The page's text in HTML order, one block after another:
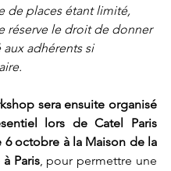
de places étant limité,
réserve le droit de donner
adhérents si
sera ensuite organisé
lors de Catel Paris
6 octobre à la Maison de la
Paris, pour permettre une